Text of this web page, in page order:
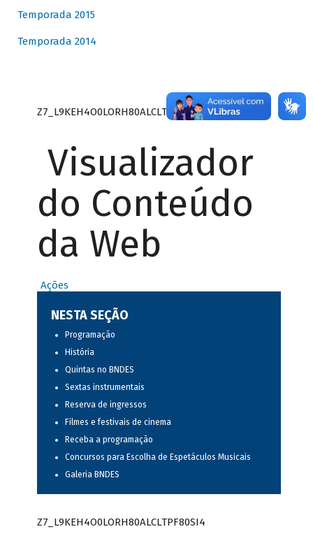
Temporada 2015
Temporada 2014
Z7_L9KEH4O0LORH80ALCLTPF80S27
Visualizador
do Conteúdo
da Web
Ações
NESTA SEÇÃO
Programação
História
Quintas no BNDES
Sextas instrumentais
Reserva de ingressos
Filmes e festivais de cinema
Receba a programação
Concursos para Escolha de Espetáculos Musicais
Galeria BNDES
Z7_L9KEH4O0LORH80ALCLTPF80SI4